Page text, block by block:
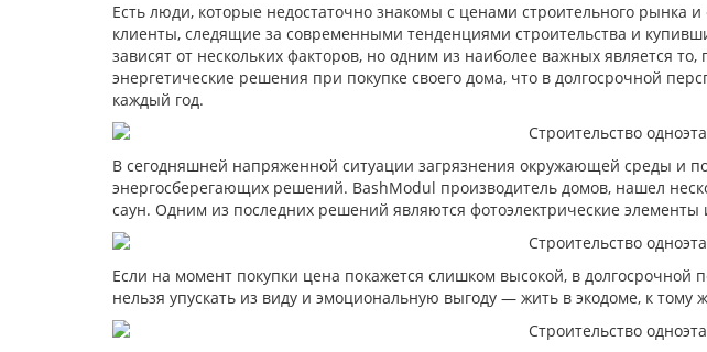
Есть люди, которые недостаточно знакомы с ценами строительного
клиенты, следящие за современными тенденциями строительства и
зависят от нескольких факторов, но одним из наиболее важных является
энергетические решения при покупке своего дома, что в долгосрочной
каждый год.
В сегодняшней напряженной ситуации загрязнения окружающей среды и
энергосберегающих решений. BashModul производитель домов, нашел
саун. Одним из последних решений являются фотоэлектрические
Если на момент покупки цена покажется слишком высокой, в
нельзя упускать из виду и эмоциональную выгоду — жить в экодоме, к